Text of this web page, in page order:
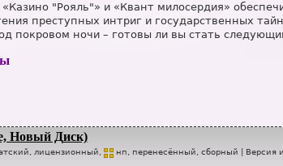
"Рояль"» и «Квант милосердия»
преступных интриг и государственных
покровом ночи – готовы ли вы стать
Новый Диск)
лицензионный, нп , перенесённый, сборный | Версия